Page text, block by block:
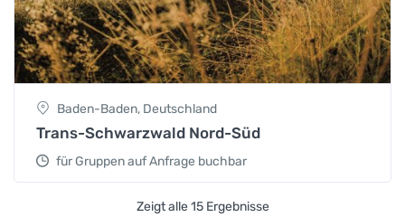
Baden-Baden, Deutschland
Trans-Schwarzwald Nord-Süd
für Gruppen auf Anfrage buchbar
Zeigt alle 15 Ergebnisse